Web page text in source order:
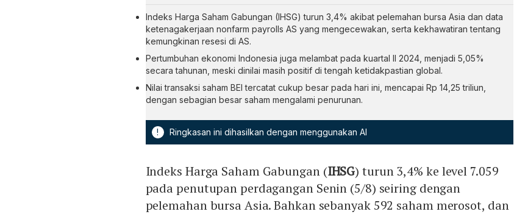
Indeks Harga Saham Gabungan (IHSG) turun 3,4% akibat pelemahan bursa Asia dan data
ketenagakerjaan nonfarm payrolls AS yang mengecewakan, serta kekhawatiran tentang
kemungkinan resesi di AS.
Pertumbuhan ekonomi Indonesia juga melambat pada kuartal II 2024, menjadi 5,05%
secara tahunan, meski dinilai masih positif di tengah ketidakpastian global.
Nilai transaksi saham BEI tercatat cukup besar pada hari ini, mencapai Rp 14,25 triliun,
dengan sebagian besar saham mengalami penurunan.
! Ringkasan ini dihasilkan dengan menggunakan AI
Indeks Harga Saham Gabungan (IHSG) turun 3,4% ke level 7.059
pada penutupan perdagangan Senin (5/8) seiring dengan
pelemahan bursa Asia. Bahkan sebanyak 592 saham merosot, dan